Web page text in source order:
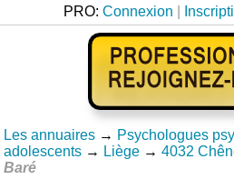
PRO: Connexion
Les annuaires → Psychologues
adolescents → Liège → 4032
Baré